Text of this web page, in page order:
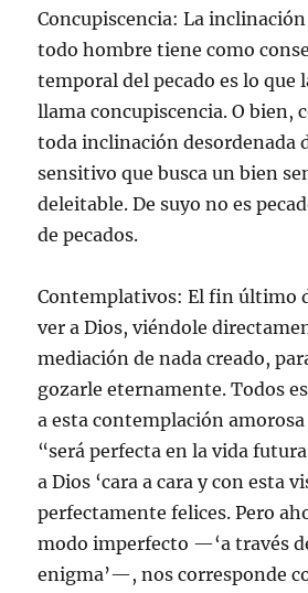
Concupiscencia: La inclinación
todo hombre tiene como
temporal del pecado es lo que
llama concupiscencia. O bien,
toda inclinación desordenada
sensitivo que busca un bien
deleitable. De suyo no es
de pecados.
Contemplativos: El fin último
ver a Dios, viéndole
mediación de nada creado,
gozarle eternamente. Todos
a esta contemplación amorosa
“será perfecta en la vida
a Dios ‘cara a cara y con esta
perfectamente felices. Pero
modo imperfecto —‘a través
enigma’—, nos corresponde